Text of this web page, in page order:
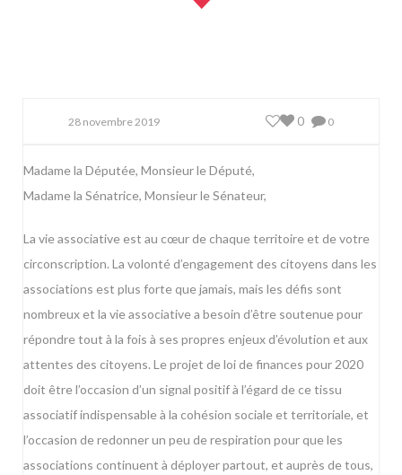
28 novembre 2019 0
0
Madame la Députée, Monsieur le Député,
Madame la Sénatrice, Monsieur le Sénateur,
La vie associative est au cœur de chaque territoire et de votre
circonscription. La volonté d’engagement des citoyens dans les
associations est plus forte que jamais, mais les défis sont
nombreux et la vie associative a besoin d’être soutenue pour
répondre tout à la fois à ses propres enjeux d’évolution et aux
attentes des citoyens. Le projet de loi de finances pour 2020
doit être l’occasion d’un signal positif à l’égard de ce tissu
associatif indispensable à la cohésion sociale et territoriale, et
l’occasion de redonner un peu de respiration pour que les
associations continuent à déployer partout, et auprès de tous,